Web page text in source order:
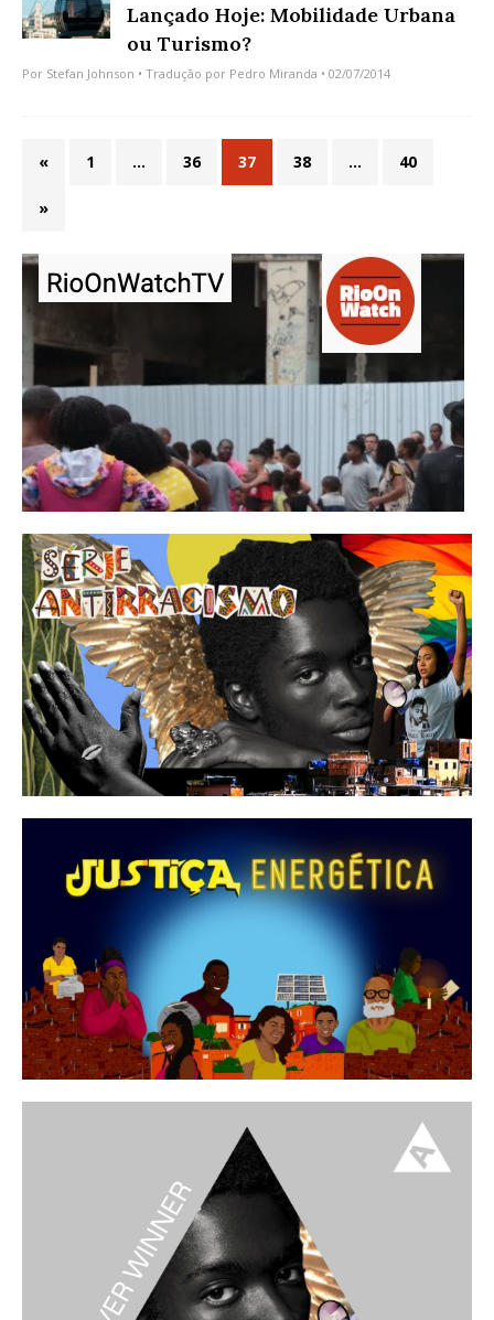
Lançado Hoje: Mobilidade Urbana
ou Turismo?
Por Stefan Johnson • Tradução por Pedro Miranda • 02/07/2014
« 1 … 36 37 38 … 40
»